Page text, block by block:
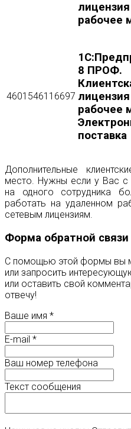
лицензия
рабочее
4601546116697
8 ПРОФ.
лицензия
рабочее
поставка
Дополнительные
место. Нужны если у Вас с
на одного сотрудника
работать на удаленном
сетевым лицензиям.
Форма обратной связи
С помощью этой формы вы
или запросить
или оставить свой
отвечу!
Ваше имя *
E-mail *
Ваш номер телефона
Текст сообщения